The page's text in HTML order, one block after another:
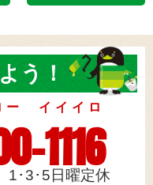
う！
1116
ー イイイロ
1･3･5日曜定休